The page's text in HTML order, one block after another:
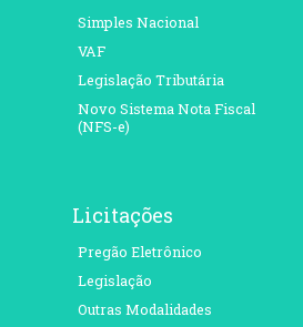
Simples Nacional
VAF
Legislação Tributária
Novo Sistema Nota Fiscal
(NFS-e)
Licitações
Pregão Eletrônico
Legislação
Outras Modalidades